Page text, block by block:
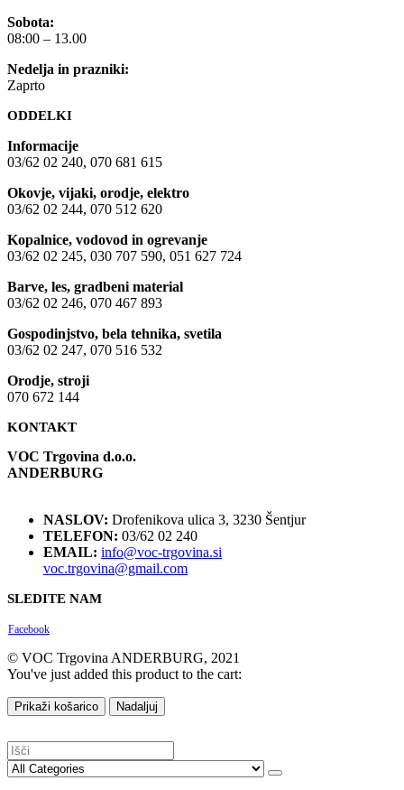
Sobota:
08:00 – 13.00
Nedelja in prazniki:
Zaprto
ODDELKI
Informacije
03/62 02 240, 070 681 615
Okovje, vijaki, orodje, elektro
03/62 02 244, 070 512 620
Kopalnice, vodovod in ogrevanje
03/62 02 245, 030 707 590, 051 627 724
Barve, les, gradbeni material
03/62 02 246, 070 467 893
Gospodinjstvo, bela tehnika, svetila
03/62 02 247, 070 516 532
Orodje, stroji
070 672 144
KONTAKT
VOC Trgovina d.o.o.
ANDERBURG
NASLOV: Drofenikova ulica 3, 3230 Šentjur
TELEFON: 03/62 02 240
EMAIL: info@voc-trgovina.si
voc.trgovina@gmail.com
SLEDITE NAM
Facebook
© VOC Trgovina ANDERBURG, 2021
You've just added this product to the cart:
Prikaži košarico Nadaljuj